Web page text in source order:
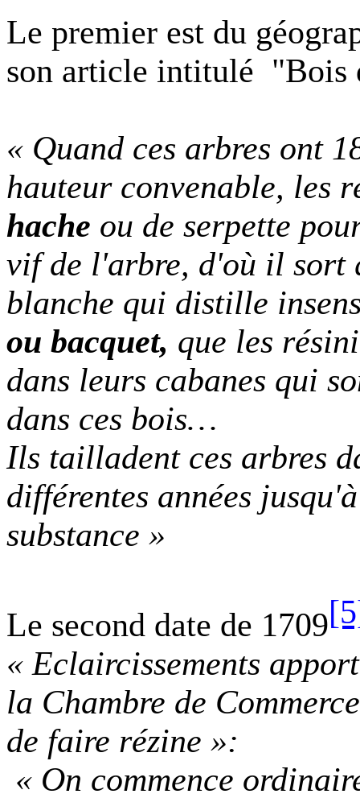
Le premier est du
son article intitulé "Bois
« Quand ces arbres ont
hauteur convenable, les
hache ou de serpette
vif de l'arbre, d'où il sort
blanche qui distille
ou bacquet, que les
dans leurs cabanes qui
dans ces bois…
Ils tailladent ces arbres
différentes années
substance »
Le second date de 1709
« Eclaircissements
la Chambre de
de faire rézine »:
« On commence